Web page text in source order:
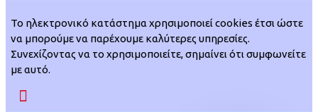
Το ηλεκτρονικό κατάστημα χρησιμοποιεί cookies έτσι ώστε
να μπορούμε να παρέχουμε καλύτερες υπηρεσίες.
Συνεχίζοντας να το χρησιμοποιείτε, σημαίνει ότι συμφωνείτε
με αυτό.